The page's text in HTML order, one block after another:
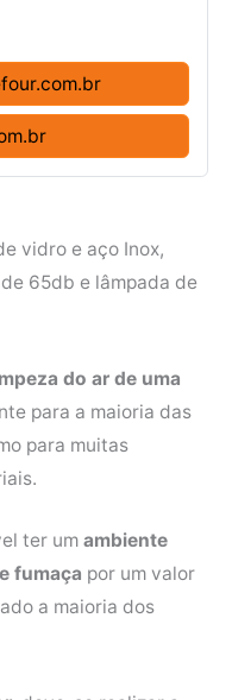
vidro e aço Inox,
65db e lâmpada de
do ar de uma
para a maioria das
para muitas
ter um ambiente
fumaça por um valor
a maioria dos